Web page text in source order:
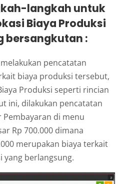
langkah untuk
Biaya Produksi
bersangkutan :
pencatatan
biaya produksi tersebut,
Produksi seperti rincian
ini, dilakukan pencatatan
di menu
Rp 700.000 dimana
merupakan biaya terkait
yang berlangsung.